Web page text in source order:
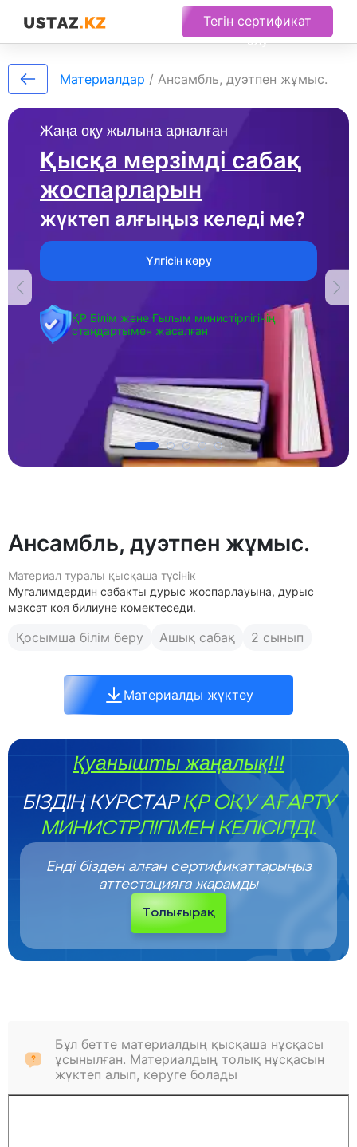
Тегін сертификат
алу
Жаңа оқу жылына арналған
Қысқа мерзімді сабақ
жоспарларын
жүктеп алғыңыз келеді ме?
Үлгісін көру
ҚР Білім және Ғылым министірлігінің
стандартымен жасалған
Материалдар / Ансамбль, дуэтпен жұмыс.
Ансамбль, дуэтпен жұмыс.
Материал туралы қысқаша түсінік
Мугалимдердин сабакты дурыс жоспарлауына, дурыс
максат коя билиуне комектеседи.
Қосымша білім беру Ашық сабақ 2 сынып
Материалды жүктеу
Қуанышты жаңалық!!!
БІЗДІҢ КУРСТАРҚР ОҚУ АҒАРТУ
МИНИСТРЛІГІМЕН КЕЛІСІЛДІ.
Енді бізден алған сертификаттарыңыз
аттестацияға жарамды
Толығырақ
Бұл бетте материалдың қысқаша нұсқасы
ұсынылған. Материалдың толық нұсқасын
жүктеп алып, көруге болады